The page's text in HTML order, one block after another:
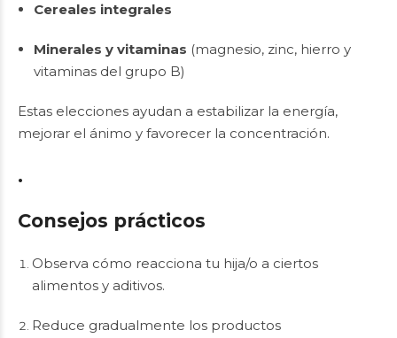
Cereales integrales
Minerales y vitaminas (magnesio, zinc, hierro y
vitaminas del grupo B)
Estas elecciones ayudan a estabilizar la energía,
mejorar el ánimo y favorecer la concentración.
.
Consejos prácticos
Observa cómo reacciona tu hija/o a ciertos
alimentos y aditivos.
Reduce gradualmente los productos